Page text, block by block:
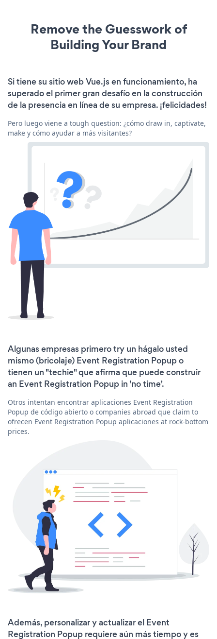
Remove the Guesswork of
Building Your Brand
Si tiene su sitio web Vue.js en funcionamiento, ha
superado el primer gran desafío en la construcción
de la presencia en línea de su empresa. ¡felicidades!
Pero luego viene a tough question: ¿cómo draw in, captivate,
make y cómo ayudar a más visitantes?
Algunas empresas primero try un hágalo usted
mismo (bricolaje) Event Registration Popup o
tienen un "techie" que afirma que puede construir
an Event Registration Popup in 'no time'.
Otros intentan encontrar aplicaciones Event Registration
Popup de código abierto o companies abroad que claim to
ofrecen Event Registration Popup aplicaciones at rock-bottom
prices.
Además, personalizar y actualizar el Event
Registration Popup requiere aún más tiempo y es